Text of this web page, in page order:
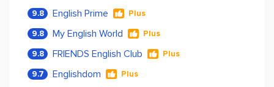
9.8 English Prime Plus
9.8 My English World Plus
9.8 FRIENDS English Club Plus
9.7 Englishdom Plus